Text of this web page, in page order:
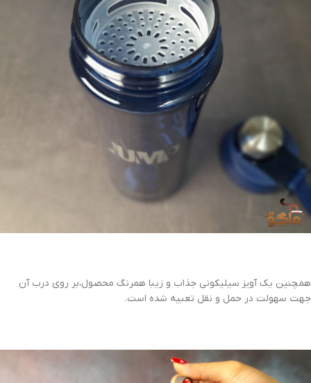
همچنین یک آویز سیلیکونی جذاب و زیبا همرنگ محصول،بر روی درب آن
جهت سهولت در حمل و نقل تعبیه شده است.